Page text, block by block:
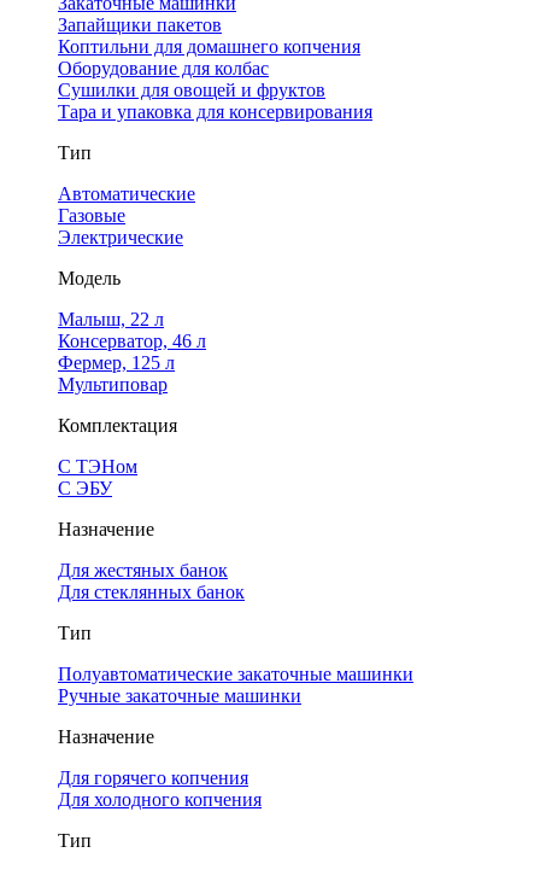
Запайщики пакетов
Коптильни для домашнего копчения
Оборудование для колбас
Сушилки для овощей и фруктов
Тара и упаковка для консервирования
Тип
Автоматические
Газовые
Электрические
Модель
Малыш, 22 л
Консерватор, 46 л
Фермер, 125 л
Мультиповар
Комплектация
С ТЭНом
С ЭБУ
Назначение
Для жестяных банок
Для стеклянных банок
Тип
Полуавтоматические закаточные машинки
Ручные закаточные машинки
Назначение
Для горячего копчения
Для холодного копчения
Тип